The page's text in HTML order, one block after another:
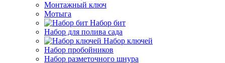
Монтажный ключ
Мотыга
Набор бит
Набор для полива сада
Набор ключей
Набор пробойников
Набор разметочного шнура